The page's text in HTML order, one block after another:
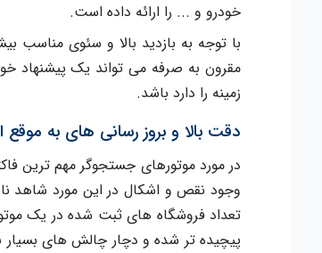
خودرو و ... را ارائه داده است.
با توجه به بازدید بالا و سئوی مناسب
مقرون به صرفه می تواند یک پیشنهاد
زمینه را دارد باشد.
دقت بالا و بروز رسانی های به موقع
در مورد موتورهای جستجوگر مهم ترین
وجود نقص و اشکال در این مورد شاهد
تعداد فروشگاه های ثبت شده در یک
پیچیده تر شده و دچار چالش های